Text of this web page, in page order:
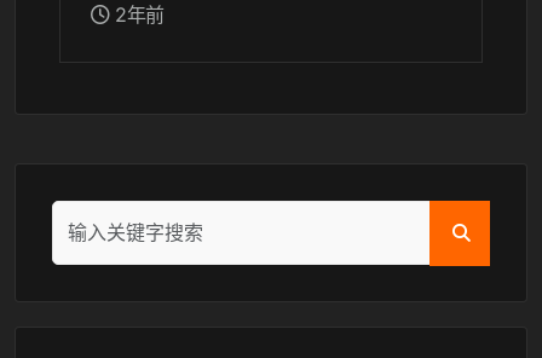
2年前